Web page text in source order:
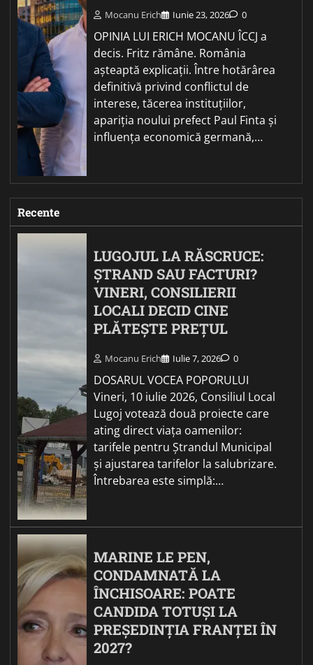
Mocanu Erich Iunie 23, 2026 0
OPINIA LUI ERICH MOCANU ÎCCJ a
decis. Fritz rămâne. România
așteaptă explicații. Între hotărârea
definitivă privind conflictul de
interese, tăcerea instituțiilor,
apariția noului prefect Paul Finta și
influența economică germană,…
Recente
LUGOJUL LA RĂSCRUCE:
ȘTRAND SAU FACTURI?
VINERI, CONSILIERII
LOCALI DECID CINE
PLĂTEȘTE PREȚUL
Mocanu Erich Iulie 7, 2026 0
DOSARUL VOCEA POPORULUI
Vineri, 10 iulie 2026, Consiliul Local
Lugoj votează două proiecte care
ating direct viața oamenilor:
tarifele pentru Ștrandul Municipal
și ajustarea tarifelor la salubrizare.
Întrebarea este simplă:…
MARINE LE PEN,
CONDAMNATĂ LA
ÎNCHISOARE: POATE
CANDIDA TOTUȘI LA
PREȘEDINȚIA FRANȚEI ÎN
2027?